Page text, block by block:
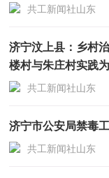
共工新闻社山东
济宁汶上县：乡村
楼村与朱庄村实践
共工新闻社山东
济宁市公安局禁毒
共工新闻社山东